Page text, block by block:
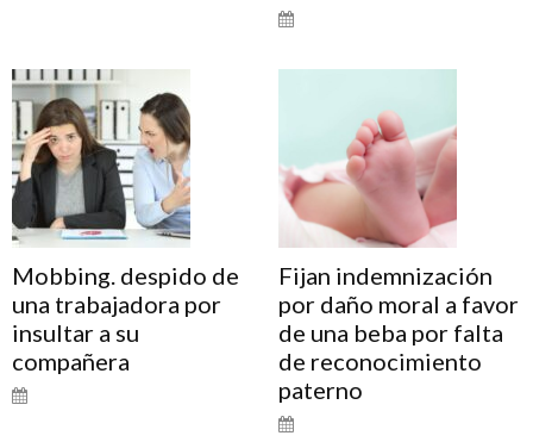
Mobbing. despido de
una trabajadora por
insultar a su
compañera
Fijan indemnización
por daño moral a favor
de una beba por falta
de reconocimiento
paterno